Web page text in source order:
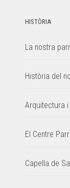
HISTÒRIA
La nostra
Història del
Arquitectura
El Centre
Capella de